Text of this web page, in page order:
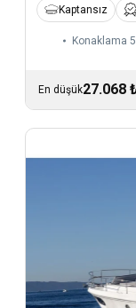
Kaptansız
Konaklama
En düşük27.068